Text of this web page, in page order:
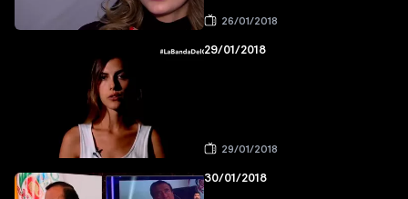
26/01/2018
29/01/2018
29/01/2018
30/01/2018